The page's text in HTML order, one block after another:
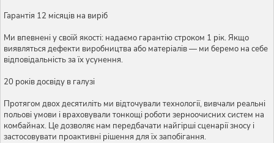
Гарантія 12 місяців на виріб
Ми впевнені у своїй якості: надаємо гарантію строком 1 рік. Якщо
виявляться дефекти виробництва або матеріалів — ми беремо на себе
відповідальність за їх усунення.
20 років досвіду в галузі
Протягом двох десятиліть ми відточували технології, вивчали реальні
польові умови і враховували тонкощі роботи зерноочисних систем на
комбайнах. Це дозволяє нам передбачати найгірші сценарії зносу і
застосовувати проактивні рішення для їх запобігання.